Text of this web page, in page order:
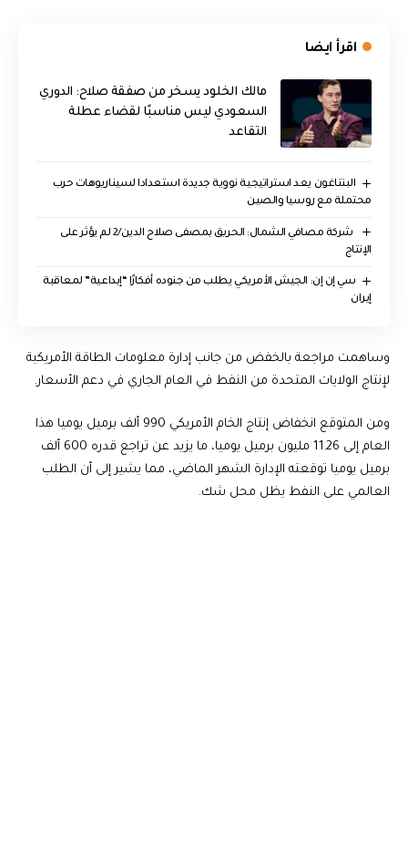
اقرأ ايضا
مالك الخلود يسخر من صفقة صلاح: الدوري
السعودي ليس مناسبًا لقضاء عطلة
التقاعد
البنتاغون يعد استراتيجية نووية جديدة استعدادا لسيناريوهات حرب
محتملة مع روسيا والصين
‏ شركة مصافي الشمال: الحريق بمصفى صلاح الدين/2 لم يؤثر على
الإنتاج
سي إن إن: الجيش الأمريكي يطلب من جنوده أفكارًا “إبداعية” لمعاقبة
إيران
وساهمت مراجعة بالخفض من جانب إدارة معلومات الطاقة الأمريكية
لإنتاج الولايات المتحدة من النفط في العام الجاري في دعم الأسعار.
ومن المتوقع انخفاض إنتاج الخام الأمريكي 990 ألف برميل يوميا هذا
العام إلى 11.26 مليون برميل يوميا، ما يزيد عن تراجع قدره 600 ألف
برميل يوميا توقعته الإدارة الشهر الماضي، مما يشير إلى أن الطلب
العالمي على النفط يظل محل شك.